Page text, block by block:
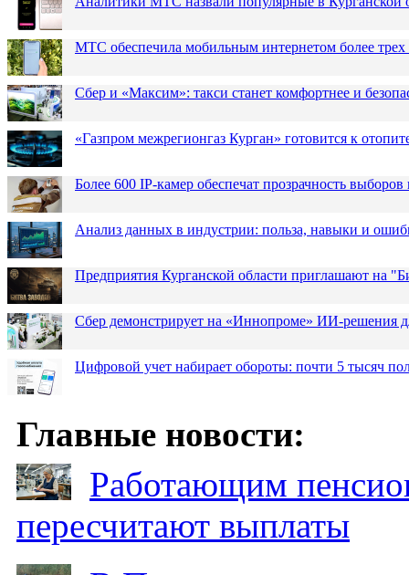
МТС обеспечила мобильным интернетом более трех
Сбер и «Максим»: такси станет комфортнее и
«Газпром межрегионгаз Курган» готовится к
Более 600 IP-камер обеспечат прозрачность
Анализ данных в индустрии: польза, навыки и
Предприятия Курганской области приглашают на
Сбер демонстрирует на «Иннопроме» ИИ-решения
Цифровой учет набирает обороты: почти 5 тысяч
Главные новости:
Работающим
пересчитают выплаты